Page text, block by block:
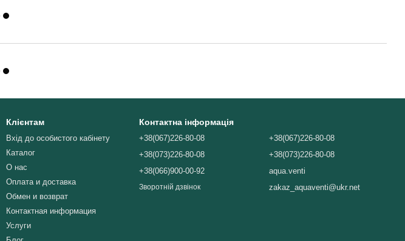
Клієнтам
Вхід до особистого кабінету
Каталог
О нас
Оплата и доставка
Обмен и возврат
Контактная информация
Услуги
Контактна інформація
+38(067)226-80-08
+38(073)226-80-08
+38(066)900-00-92
Зворотній дзвінок
+38(067)226-80-08
+38(073)226-80-08
aqua.venti
zakaz_aquaventi@ukr.net